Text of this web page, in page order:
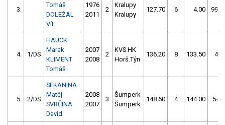
3.
Tomáš
DOLEŽAL
Vít
1976
2011
2
Kralupy
Kralupy
127.70 6 4.00 999
4. 1/DS
HAUCK
Marek
KLIMENT
Tomáš
2007
2008
2
KVS HK
Horš.Týn
136.20 8 133.50 4
5. 2/DS
SEKANINA
Matěj
SVRČINA
David
2008
2007
3
Šumperk
Šumperk
148.60 4 144.00 54